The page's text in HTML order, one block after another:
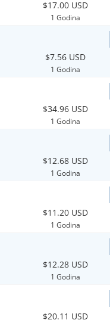
$17.00 USD
1 Godina
$7.56 USD
1 Godina
$34.96 USD
1 Godina
$12.68 USD
1 Godina
$11.20 USD
1 Godina
$12.28 USD
1 Godina
$20.11 USD